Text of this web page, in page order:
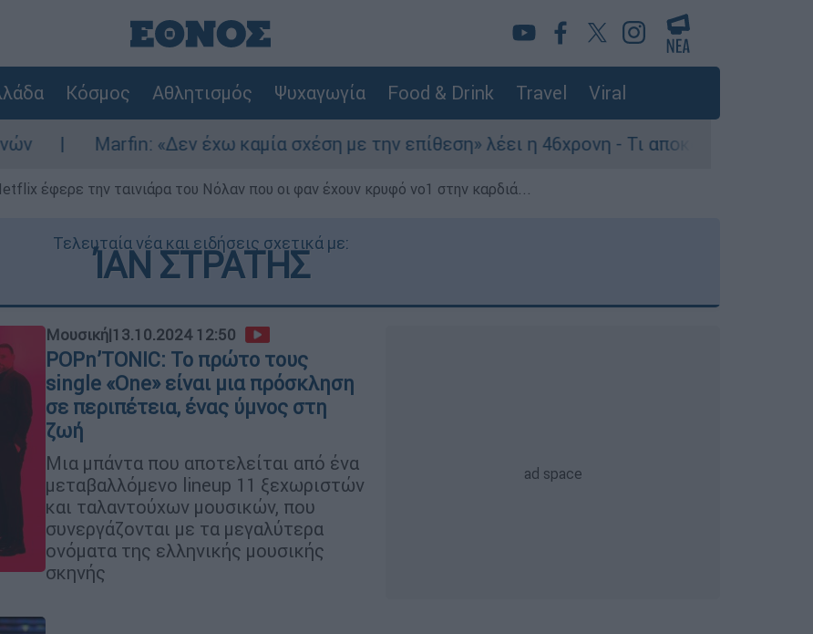
Κόσμος Αθλητισμός Ψυχαγωγία Food & Drink Travel Viral
«Δεν έχω καμία σχέση με την επίθεση» λέει η 46χρονη - Τι αποκάλυψε στους αστυνομικούς
έφερε την ταινιάρα του Νόλαν που οι φαν έχουν κρυφό νο1 στην καρδιά...
Τελευταία νέα και ειδήσεις σχετικά με:
ΊΑΝ ΣΤΡΑΤΗΣ
Μουσική|13.10.2024 12:50
POPn’TONIC: Το πρώτο τους
single «Οne» είναι μια πρόσκληση
σε περιπέτεια, ένας ύμνος στη
ζωή
Mια μπάντα που αποτελείται από ένα
μεταβαλλόμενο lineup 11 ξεχωριστών
και ταλαντούχων μουσικών, που
συνεργάζονται με τα μεγαλύτερα
ονόματα της ελληνικής μουσικής
σκηνής